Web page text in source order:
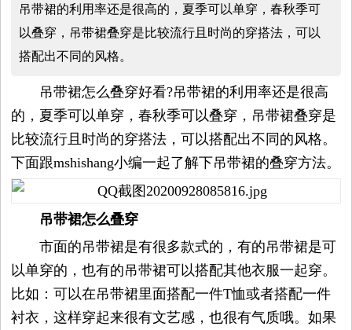
体
资
吊带裙的利用率还是很高的，夏季可以单穿，春秋季可
以叠穿，吊带裙叠穿是比较流行且时尚的穿搭法，可以
搭配出不同的风格。
吊带裙怎么叠穿好看?吊带裙的利用率还是很高
的，夏季可以单穿，春秋季可以叠穿，吊带裙叠穿是
比较流行且时尚的穿搭法，可以搭配出不同的风格。
下面跟mshishang小编一起了解下吊带裙的叠穿方法。
吊带裙怎么叠穿
市面的吊带裙是有很多款式的，有的吊带裙是可
以单穿的，也有的吊带裙可以搭配其他衣服一起穿。
比如：可以在吊带裙里面搭配一件T恤或者搭配一件
衬衣，这样穿起来很有文艺感，也很有气质哦。如果